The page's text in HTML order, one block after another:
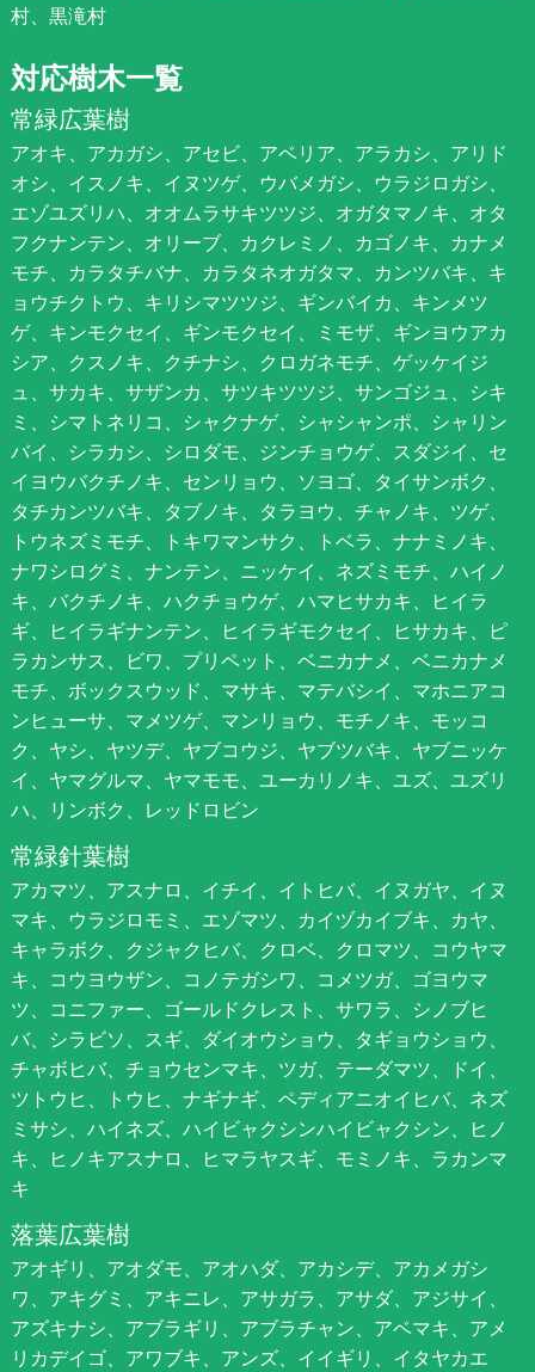
村、黒滝村
対応樹木一覧
常緑広葉樹
アオキ、アカガシ、アセビ、アベリア、アラカシ、アリド
オシ、イスノキ、イヌツゲ、ウバメガシ、ウラジロガシ、
エゾユズリハ、オオムラサキツツジ、オガタマノキ、オタ
フクナンテン、オリーブ、カクレミノ、カゴノキ、カナメ
モチ、カラタチバナ、カラタネオガタマ、カンツバキ、キ
ョウチクトウ、キリシマツツジ、ギンバイカ、キンメツ
ゲ、キンモクセイ、ギンモクセイ、ミモザ、ギンヨウアカ
シア、クスノキ、クチナシ、クロガネモチ、ゲッケイジ
ュ、サカキ、サザンカ、サツキツツジ、サンゴジュ、シキ
ミ、シマトネリコ、シャクナゲ、シャシャンポ、シャリン
バイ、シラカシ、シロダモ、ジンチョウゲ、スダジイ、セ
イヨウバクチノキ、センリョウ、ソヨゴ、タイサンボク、
タチカンツバキ、タブノキ、タラヨウ、チャノキ、ツゲ、
トウネズミモチ、トキワマンサク、トベラ、ナナミノキ、
ナワシログミ、ナンテン、ニッケイ、ネズミモチ、ハイノ
キ、バクチノキ、ハクチョウゲ、ハマヒサカキ、ヒイラ
ギ、ヒイラギナンテン、ヒイラギモクセイ、ヒサカキ、ピ
ラカンサス、ビワ、プリペット、ベニカナメ、ベニカナメ
モチ、ボックスウッド、マサキ、マテバシイ、マホニアコ
ンヒューサ、マメツゲ、マンリョウ、モチノキ、モッコ
ク、ヤシ、ヤツデ、ヤブコウジ、ヤブツバキ、ヤブニッケ
イ、ヤマグルマ、ヤマモモ、ユーカリノキ、ユズ、ユズリ
ハ、リンボク、レッドロビン
常緑針葉樹
アカマツ、アスナロ、イチイ、イトヒバ、イヌガヤ、イヌ
マキ、ウラジロモミ、エゾマツ、カイヅカイブキ、カヤ、
キャラボク、クジャクヒバ、クロベ、クロマツ、コウヤマ
キ、コウヨウザン、コノテガシワ、コメツガ、ゴヨウマ
ツ、コニファー、ゴールドクレスト、サワラ、シノブヒ
バ、シラビソ、スギ、ダイオウショウ、タギョウショウ、
チャボヒバ、チョウセンマキ、ツガ、テーダマツ、ドイ、
ツトウヒ、トウヒ、ナギナギ、ペディアニオイヒバ、ネズ
ミサシ、ハイネズ、ハイビャクシンハイビャクシン、ヒノ
キ、ヒノキアスナロ、ヒマラヤスギ、モミノキ、ラカンマ
キ
落葉広葉樹
アオギリ、アオダモ、アオハダ、アカシデ、アカメガシ
ワ、アキグミ、アキニレ、アサガラ、アサダ、アジサイ、
アズキナシ、アブラギリ、アブラチャン、アベマキ、アメ
リカデイゴ、アワブキ、アンズ、イイギリ、イタヤカエ